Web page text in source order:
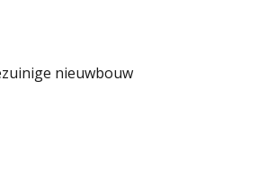
nieuwbouw